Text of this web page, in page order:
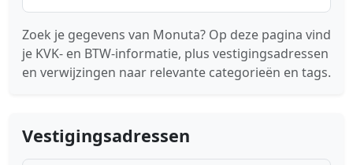
Zoek je gegevens van Monuta? Op deze pagina vind
je KVK- en BTW-informatie, plus vestigingsadressen
en verwijzingen naar relevante categorieën en tags.
Vestigingsadressen